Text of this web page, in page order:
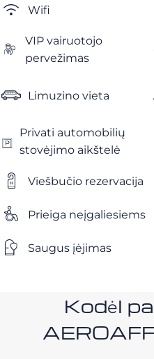
Wifi
VIP vairuotojo
pervežimas
Limuzino vieta
Privati ​​automobilių
stovėjimo aikštelė
Viešbučio rezervacija
Prieiga neįgaliesiems
Saugus įėjimas
Kodėl